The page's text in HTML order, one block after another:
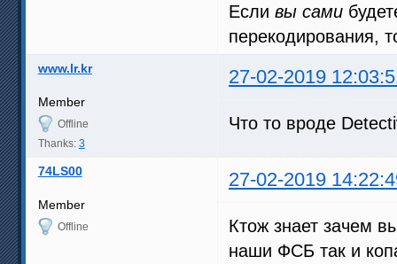
Если вы сами
перекодирования,
www.lr.kr 27-02-2019
Member
Offline
Thanks: 3
Что то вроде
74LS00 27-02-2019
Member
Offline
Ктож знает зачем
наши ФСБ так и